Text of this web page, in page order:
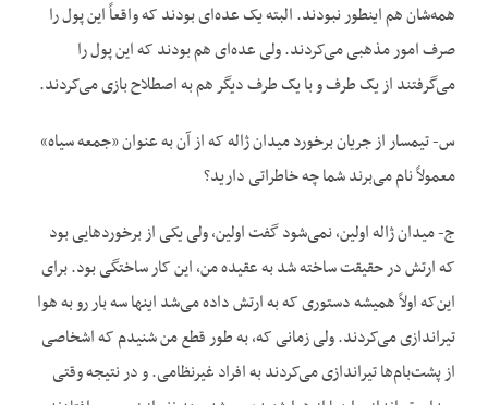
همه‌شان هم اینطور نبودند. البته یک عده‌ای بودند که واقعاً این پول را
صرف امور مذهبی می‌کردند. ولی عده‌ای هم بودند که این پول را
می‌گرفتند از یک طرف و با یک طرف دیگر هم به اصطلاح بازی می‌کردند.
س- تیمسار از جریان برخورد میدان ژاله که از آن به عنوان «جمعه سیاه»
معمولاً نام می‌برند شما چه خاطراتی دارید؟
ج- میدان ژاله اولین، نمی‌شود گفت اولین، ولی یکی از برخورد‌هایی بود
که ارتش در حقیقت ساخته شد به عقیده من، این کار ساختگی بود. برای
این‌که اولاً همیشه دستوری که به ارتش داده می‌شد اینها سه بار رو به هوا
تیراندازی می‌کردند. ولی زمانی که، به طور قطع من شنیدم که اشخاصی
از پشت‌بام‌ها تیراندازی می‌کردند به افراد غیرنظامی. و در نتیجه وقتی